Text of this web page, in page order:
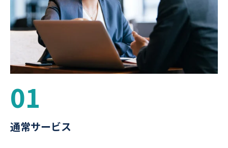
01
通常サービス